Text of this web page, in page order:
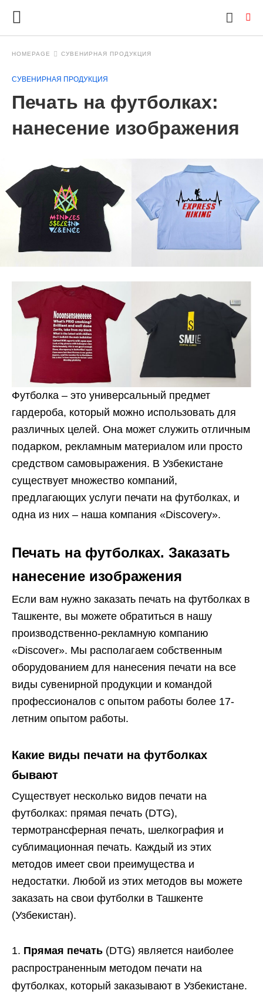
HOMEPAGE СУВЕНИРНАЯ ПРОДУКЦИЯ
СУВЕНИРНАЯ ПРОДУКЦИЯ
Печать на футболках:
нанесение изображения
Футболка – это универсальный предмет
гардероба, который можно использовать для
различных целей. Она может служить отличным
подарком, рекламным материалом или просто
средством самовыражения. В Узбекистане
существует множество компаний,
предлагающих услуги печати на футболках, и
одна из них – наша компания «Discovery».
Печать на футболках. Заказать
нанесение изображения
Если вам нужно заказать печать на футболках в
Ташкенте, вы можете обратиться в нашу
производственно-рекламную компанию
«Discover». Мы располагаем собственным
оборудованием для нанесения печати на все
виды сувенирной продукции и командой
профессионалов с опытом работы более 17-
летним опытом работы.
Какие виды печати на футболках
бывают
Существует несколько видов печати на
футболках: прямая печать (DTG),
термотрансферная печать, шелкография и
сублимационная печать. Каждый из этих
методов имеет свои преимущества и
недостатки. Любой из этих методов вы можете
заказать на свои футболки в Ташкенте
(Узбекистан).
Прямая печать (DTG) является наиболее
распространенным методом печати на
футболках, который заказывают в Узбекистане.